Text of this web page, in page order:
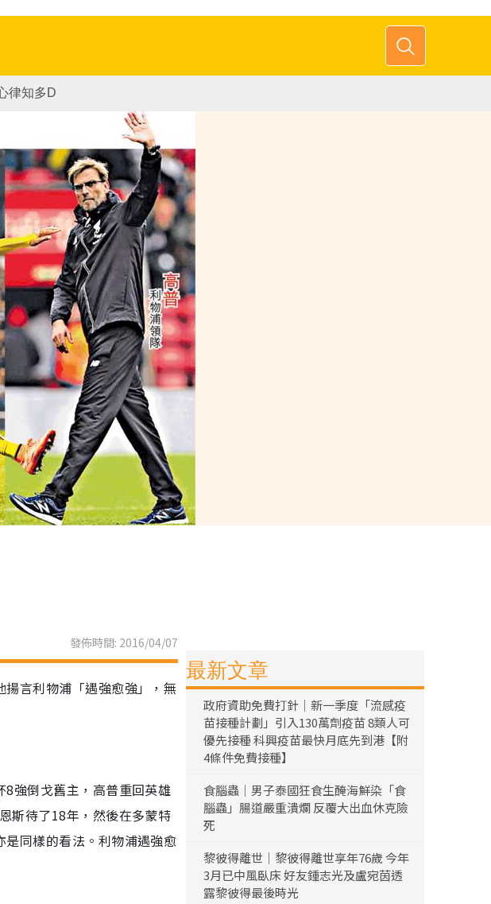
律知多D
發佈時間: 2016/04/07
言利物浦「遇強愈強」，無
強倒戈舊主，高普重回英雄
斯待了18年，然後在多蒙特
同樣的看法。利物浦遇強愈
最新文章
政府資助免費打針｜新一季度「流感疫
苗接種計劃」引入130萬劑疫苗 8類人可
優先接種 科興疫苗最快月底先到港【附
4條件免費接種】
食腦蟲｜男子泰國狂食生醃海鮮染「食
腦蟲」腸道嚴重潰爛 反覆大出血休克險
死
黎彼得離世｜黎彼得離世享年76歲 今年
3月已中風臥床 好友鍾志光及盧宛茵透
露黎彼得最後時光